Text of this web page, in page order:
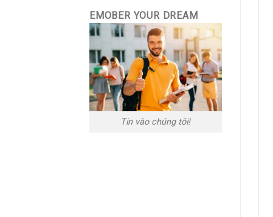
EMOBER YOUR DREAM
Tin vào chúng tôi!